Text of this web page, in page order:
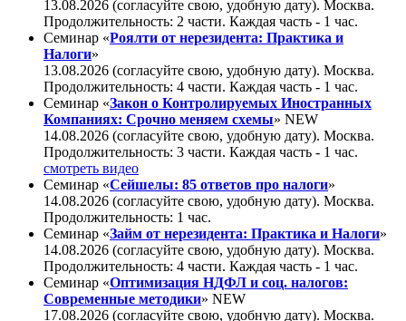
13.08.2026 (согласуйте свою, удобную дату). Москва.
Продолжительность: 2 части. Каждая часть - 1 час.
Семинар «Роялти от нерезидента: Практика и
Налоги»
13.08.2026 (согласуйте свою, удобную дату). Москва.
Продолжительность: 4 части. Каждая часть - 1 час.
Семинар «Закон о Контролируемых Иностранных
Компаниях: Срочно меняем схемы» NEW
14.08.2026 (согласуйте свою, удобную дату). Москва.
Продолжительность: 3 части. Каждая часть - 1 час.
смотреть видео
Семинар «Сейшелы: 85 ответов про налоги»
14.08.2026 (согласуйте свою, удобную дату). Москва.
Продолжительность: 1 час.
Семинар «Займ от нерезидента: Практика и Налоги»
14.08.2026 (согласуйте свою, удобную дату). Москва.
Продолжительность: 4 части. Каждая часть - 1 час.
Семинар «Оптимизация НДФЛ и соц. налогов:
Современные методики» NEW
17.08.2026 (согласуйте свою, удобную дату). Москва.